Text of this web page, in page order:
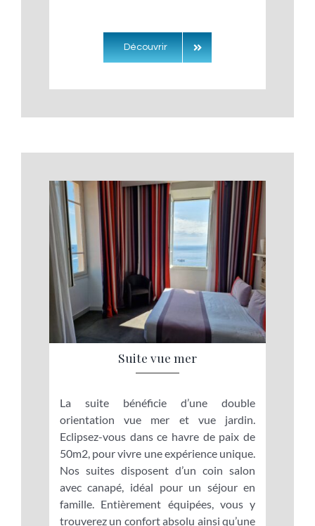
Découvrir
Suite vue mer
La suite bénéficie d’une double
orientation vue mer et vue jardin.
Eclipsez-vous dans ce havre de paix de
50m2, pour vivre une expérience unique.
Nos suites disposent d’un coin salon
avec canapé, idéal pour un séjour en
famille. Entièrement équipées, vous y
trouverez un confort absolu ainsi qu’une